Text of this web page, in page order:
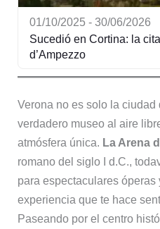
01/10/2025 - 30/06/2026
Sucedió en Cortina: la
d’Ampezzo
Verona no es solo la
verdadero museo al aire
atmósfera única. La Arena
romano del siglo I d.C.,
para espectaculares óperas
experiencia que te hace
Paseando por el centro